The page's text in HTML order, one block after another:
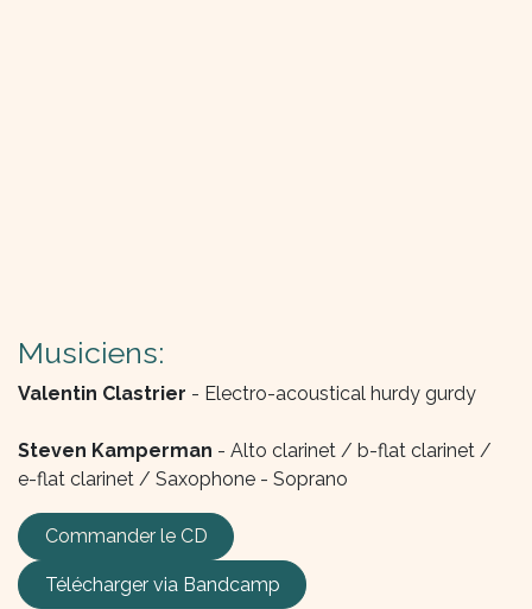
Musiciens:
Valentin Clastrier - Electro-acoustical hurdy gurdy
Steven Kamperman - Alto clarinet / b-flat clarinet /
e-flat clarinet / Saxophone - Soprano
Commander le CD
Télécharger via Bandcamp